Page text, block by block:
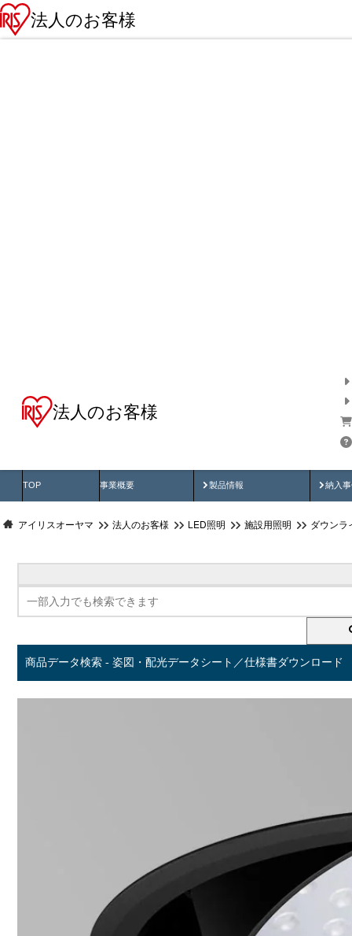
法人のお客様
法人のお客様
TOP 事業概要 製品情報
製品動画 納入
納
アイリスオーヤマ 法人のお客様 LED照明 施設用照明 ダウンラ
商品データ検索 - 姿図・配光データシート／仕様書ダウンロード